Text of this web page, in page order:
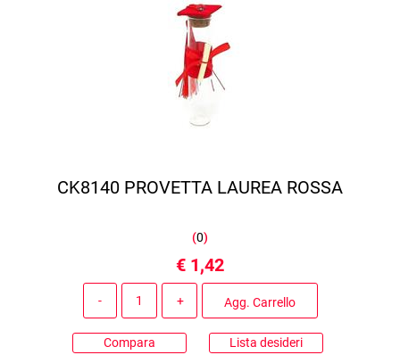
CK8140 PROVETTA LAUREA ROSSA
(0)
€ 1,42
Agg. Carrello
Compara Lista desideri